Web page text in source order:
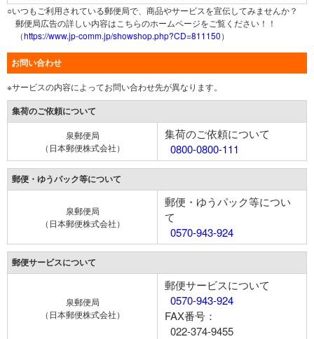
○いつもご利用されている郵便局で、商品やサービスを宣伝してみませんか？
郵便局広告の詳しい内容はこちらのホームページをご覧ください！！
（https://www.jp-comm.jp/showshop.php?CD=811150）
お問い合わせ
※サービスの内容によってお問い合わせ先が異なります。
集荷のご依頼について
泉郵便局
（日本郵便株式会社）
集荷のご依頼について
0800-0800-111
郵便・ゆうパック等について
泉郵便局
（日本郵便株式会社）
郵便・ゆうパック等につい
て
0570-943-924
郵便サービスについて
泉郵便局
（日本郵便株式会社）
郵便サービスについて
0570-943-924
FAX番号：
022-374-9455